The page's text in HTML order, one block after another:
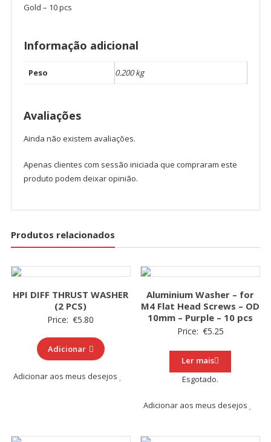
Gold
Gold – 10 pcs
Informação adicional
Peso 0.200 kg
Avaliações
Ainda não existem avaliações.
Apenas clientes com sessão iniciada que compraram este
produto podem deixar opinião.
Produtos relacionados
HPI DIFF THRUST WASHER
(2 PCS)
Price: €5.80
Adicionar
Adicionar aos meus desejos
Aluminium Washer – for
M4 Flat Head Screws – OD
10mm – Purple – 10 pcs
Price: €5.25
Ler mais
Esgotado.
Adicionar aos meus desejos